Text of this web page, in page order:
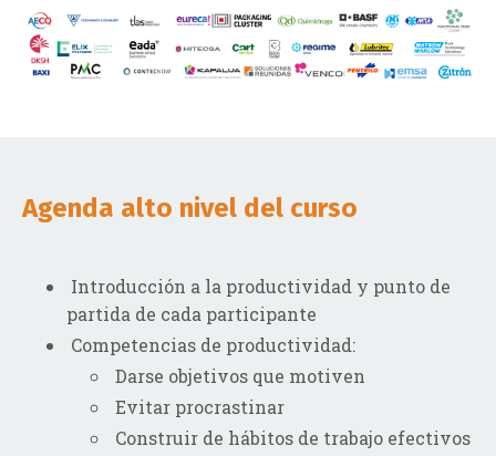
Agenda alto nivel del curso
Introducción a la productividad y punto de
partida de cada participante
Competencias de productividad:
Darse objetivos que motiven
Evitar procrastinar
Construir de hábitos de trabajo efectivos